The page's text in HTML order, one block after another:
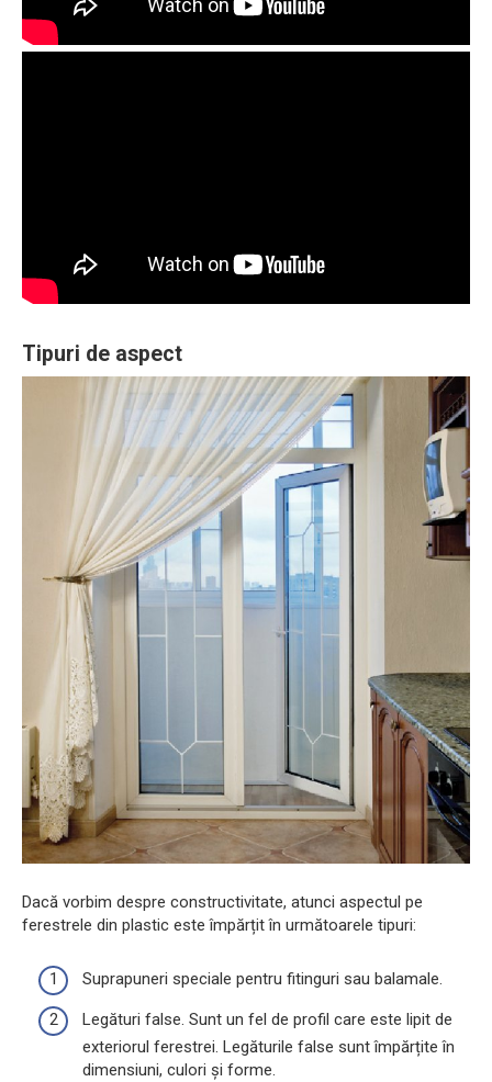
Tipuri de aspect
Dacă vorbim despre constructivitate, atunci aspectul pe
ferestrele din plastic este împărțit în următoarele tipuri:
Suprapuneri speciale pentru fitinguri sau balamale.
Legături false. Sunt un fel de profil care este lipit de
exteriorul ferestrei. Legăturile false sunt împărțite în
dimensiuni, culori și forme.